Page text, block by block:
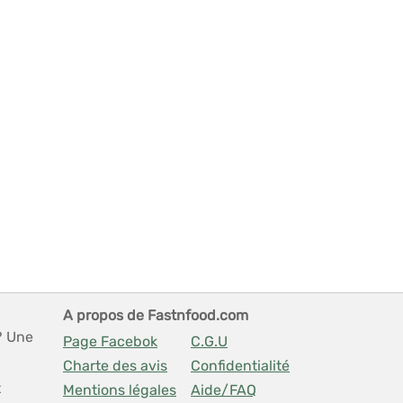
Une
A propos de Fastnfood.com
Page Facebok
C.G.U
Charte des avis
Confidentialité
Mentions légales
Aide/FAQ